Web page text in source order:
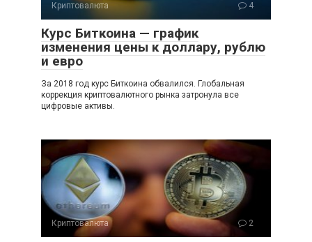
Криптовалюта 4
Курс Биткоина — график
изменения цены к доллару, рублю
и евро
За 2018 год курс Биткоина обвалился. Глобальная
коррекция криптовалютного рынка затронула все
цифровые активы.
Криптовалюта 2